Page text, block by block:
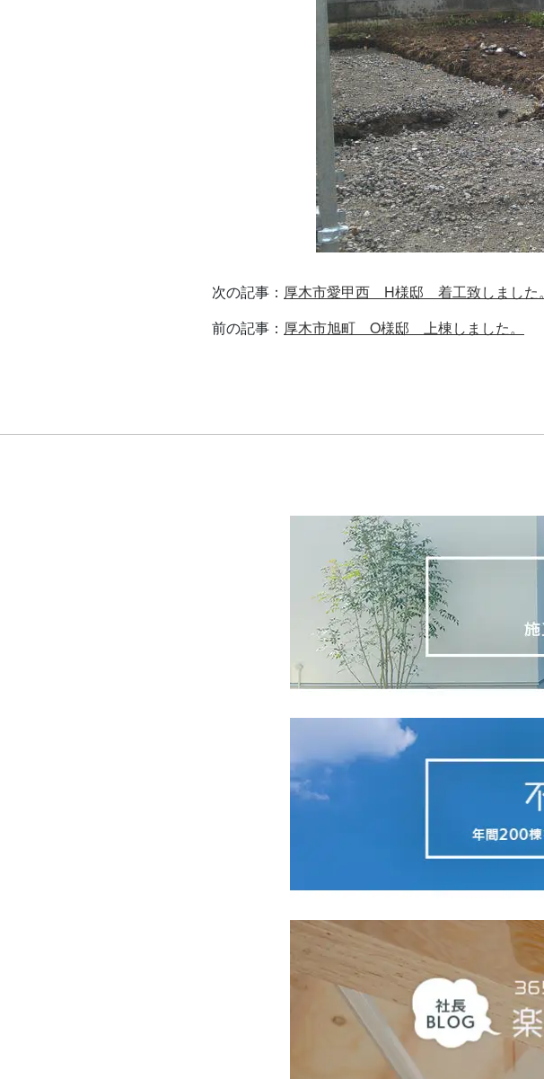
次の記事： 厚木市愛甲西 H様邸 着工致しました。
前の記事： 厚木市旭町 O様邸 上棟しました。